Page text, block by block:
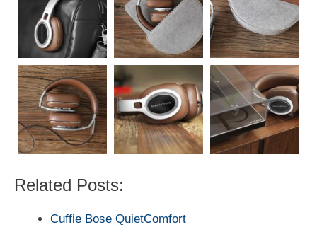
Related Posts:
Cuffie Bose QuietComfort